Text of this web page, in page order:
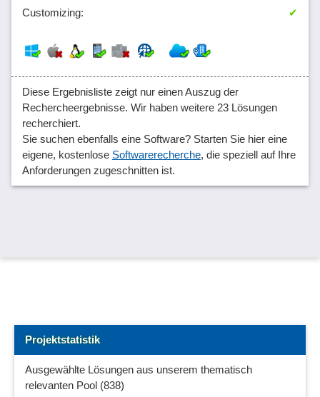
✔
Diese Ergebnisliste zeigt nur einen Auszug der
Rechercheergebnisse. Wir haben weitere 23 Lösungen
recherchiert.
Sie suchen ebenfalls eine Software? Starten Sie hier eine
eigene, kostenlose Softwarerecherche, die speziell auf Ihre
Anforderungen zugeschnitten ist.
Projektstatistik
Ausgewählte Lösungen aus unserem thematisch
relevanten Pool (838)